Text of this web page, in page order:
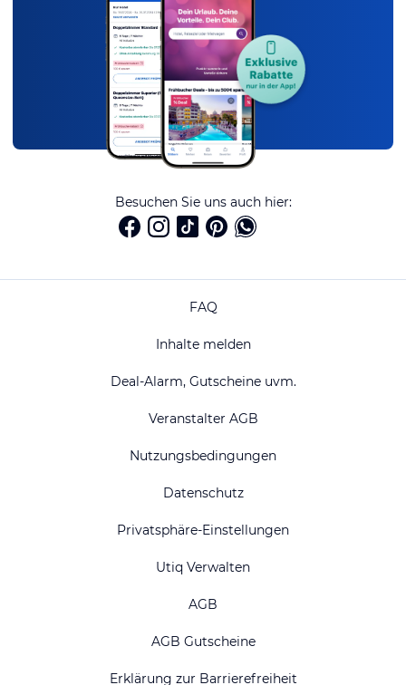
Besuchen Sie uns auch hier:
FAQ
Inhalte melden
Deal-Alarm, Gutscheine uvm.
Veranstalter AGB
Nutzungsbedingungen
Datenschutz
Privatsphäre-Einstellungen
Utiq Verwalten
AGB
AGB Gutscheine
Erklärung zur Barrierefreiheit